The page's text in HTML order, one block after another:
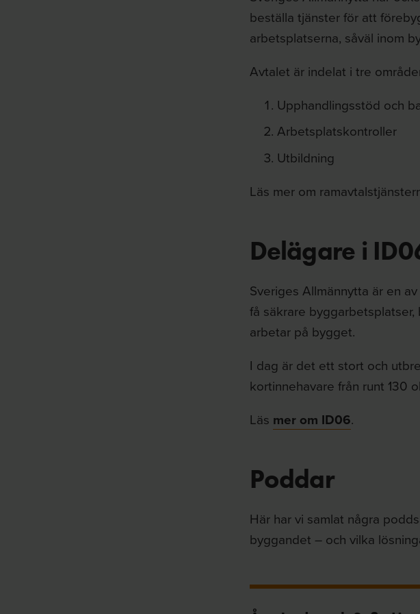
beställa tjänster för att
arbetsplatserna, såväl inom
Avtalet är indelat i tre
Upphandlingsstöd och
Arbetsplatskontroller
Utbildning
Läs mer om
Delägare i
Sveriges Allmännytta är en
få säkrare
arbetar på bygget.
I dag är det ett stort och
kortinnehavare från runt 130
Läs mer om ID06.
Poddar
Här har vi samlat några
byggandet – och vilka